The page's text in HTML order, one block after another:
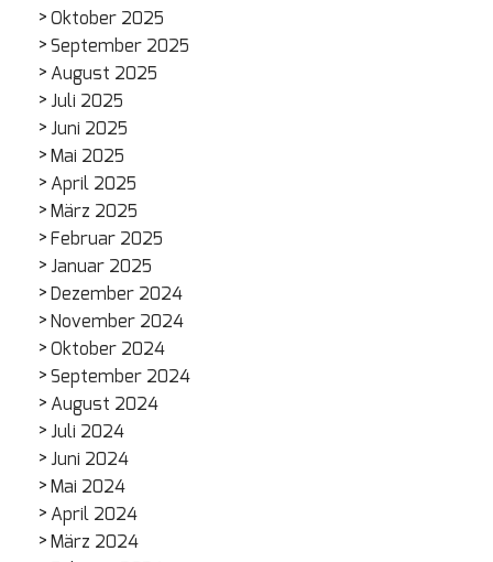
Oktober 2025
September 2025
August 2025
Juli 2025
Juni 2025
Mai 2025
April 2025
März 2025
Februar 2025
Januar 2025
Dezember 2024
November 2024
Oktober 2024
September 2024
August 2024
Juli 2024
Juni 2024
Mai 2024
April 2024
März 2024